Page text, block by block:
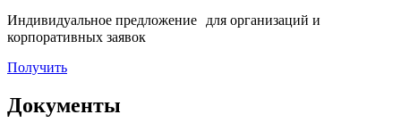
Индивидуальное предложение для организаций и
корпоративных заявок
Получить
Документы